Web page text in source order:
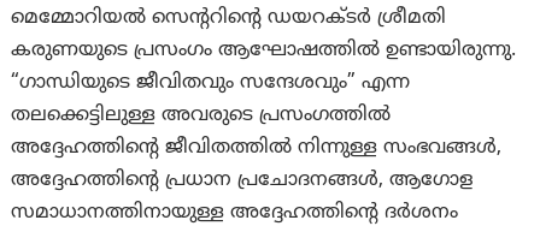
മെമ്മോറിയൽ സെന്ററിന്റെ ഡയറക്ടർ ശ്രീമതി
കരുണയുടെ പ്രസംഗം ആഘോഷത്തിൽ ഉണ്ടായിരുന്നു.
“ഗാന്ധിയുടെ ജീവിതവും സന്ദേശവും” എന്ന
തലക്കെട്ടിലുള്ള അവരുടെ പ്രസംഗത്തിൽ
അദ്ദേഹത്തിന്റെ ജീവിതത്തിൽ നിന്നുള്ള സംഭവങ്ങൾ,
അദ്ദേഹത്തിന്റെ പ്രധാന പ്രചോദനങ്ങൾ, ആഗോള
സമാധാനത്തിനായുള്ള അദ്ദേഹത്തിന്റെ ദർശനം